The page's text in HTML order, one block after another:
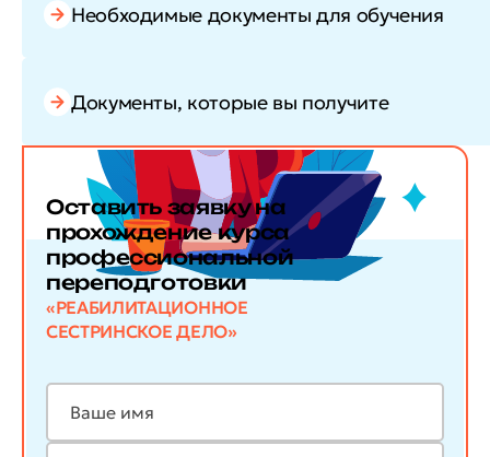
Необходимые документы для обучения
Документы, которые вы получите
Оставить заявкуна
прохождение курса
профессиональной
переподготовки
«РЕАБИЛИТАЦИОННОЕ
СЕСТРИНСКОЕ ДЕЛО»